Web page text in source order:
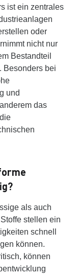
ist ein zentrales
oder
nicht nur
Bestandteil
Besonders bei
und
das
als auch
stellen ein
schnell
können.
können